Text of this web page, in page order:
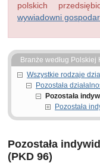
polskich
wywiadowni
Branże według
Wszystkie rodzaje
Pozostała
Pozostała
Pozostała
Pozostała
(PKD 96)